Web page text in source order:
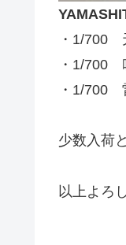
・1/700
・1/700
・1/700
少数入荷
以上よろ